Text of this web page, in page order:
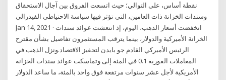
نقطة أساس، على التوالي؛ حيث اتسعت الفروق بين آجال الاستحقاق
وسندات الخزانة ذات العامين، التي تؤثر فيها سياسة الاحتياطي الفيدرالي
Jan 14, 2021 · انخفضت أسعار الذهب، اليوم، إذ انتعشت عوائد سندات
الخزانة الأميركية والدولار، بينما يترقب المستثمرون تفاصيل بشأن مقترح
الرئيس الأميركي القادم جو بايدن لتحفيز الاقتصاد.ونزل الذهب في
المعاملات الفورية 0.1 في المئة إلى وتماسكت عوائد سندات الخزانة
الأمريكية لأجل عشر سنوات مرتفعة فوق واحد بالمئة، ما ساعد الدولار